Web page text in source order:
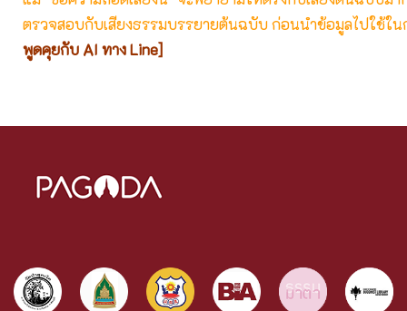
ตรวจสอบกับเสียงธรรมบรรยายต้นฉบับ ก่อนนำข้อมูลไปใช้ใน
พูดคุยกับ AI ทาง Line]